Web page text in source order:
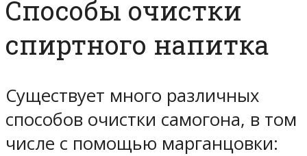
Способы очистки
спиртного напитка
Существует много различных
способов очистки самогона, в том
числе с помощью марганцовки: